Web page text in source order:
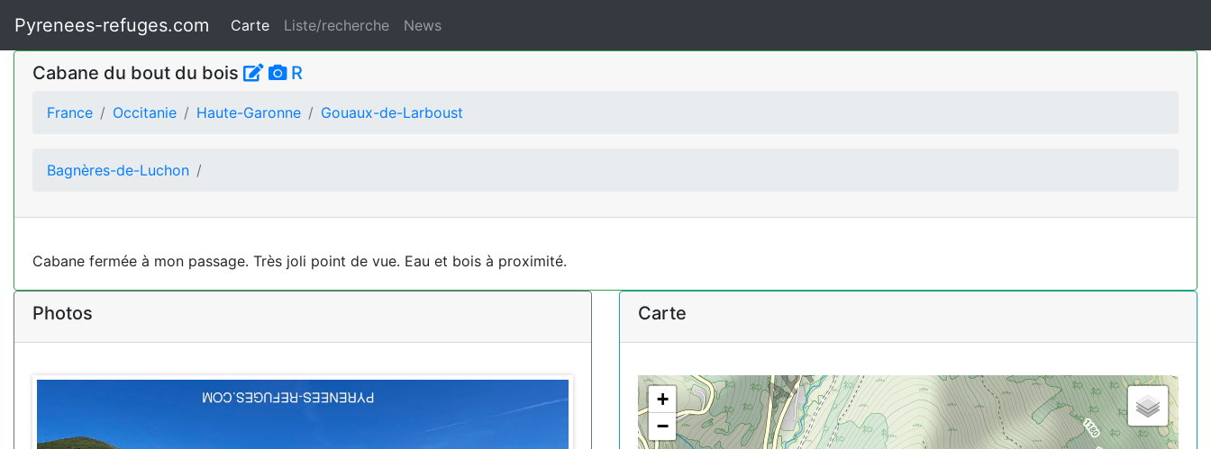
Pyrenees-refuges.com Carte Liste/recherche News
Cabane du bout du bois R
France Occitanie Haute-Garonne Gouaux-de-Larboust
Bagnères-de-Luchon
Cabane fermée à mon passage. Très joli point de vue. Eau et bois à proximité.
Photos Carte
+
−